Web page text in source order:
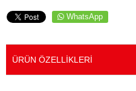
WhatsApp
ÜRÜN ÖZELLIKLERI